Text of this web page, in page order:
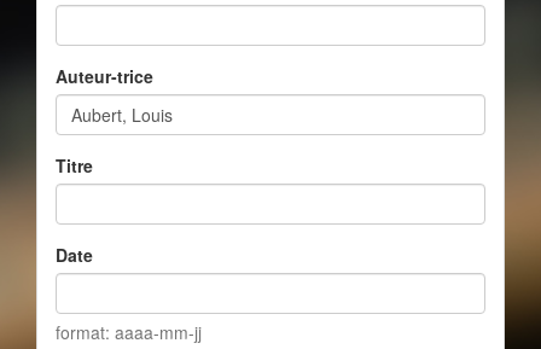
Auteur-trice
Titre
Date
format: aaaa-mm-jj